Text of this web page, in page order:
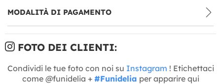
MODALITÀ DI PAGAMENTO
FOTO DEI CLIENTI:
Condividi le tue foto con noi su Instagram ! Etichettaci
come @funidelia + #Funidelia per apparire qui